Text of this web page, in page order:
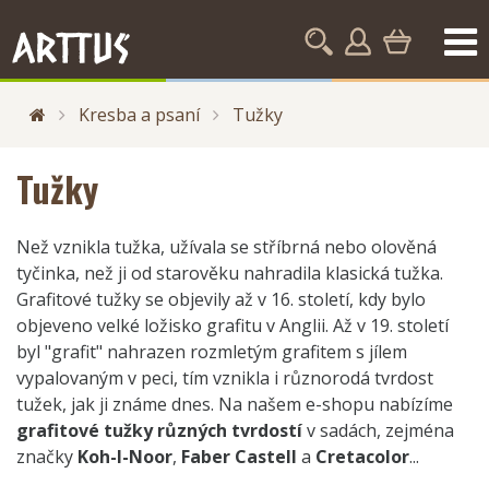
Kresba a psaní Tužky
Tužky
Než vznikla tužka, užívala se stříbrná nebo olověná
tyčinka, než ji od starověku nahradila klasická tužka.
Grafitové tužky se objevily až v 16. století, kdy bylo
objeveno velké ložisko grafitu v Anglii. Až v 19. století
byl "grafit" nahrazen rozmletým grafitem s jílem
vypalovaným v peci, tím vznikla i různorodá tvrdost
tužek, jak ji známe dnes. Na našem e-shopu nabízíme
grafitové tužky různých tvrdostív sadách, zejména
značky Koh-I-Noor, Faber Castell a Cretacolor...